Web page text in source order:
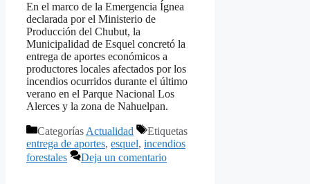
En el marco de la Emergencia Ígnea
declarada por el Ministerio de
Producción del Chubut, la
Municipalidad de Esquel concretó la
entrega de aportes económicos a
productores locales afectados por los
incendios ocurridos durante el último
verano en el Parque Nacional Los
Alerces y la zona de Nahuelpan.
Categorías Actualidad
Etiquetas
entrega de aportes, esquel, incendios
forestales
Deja un comentario